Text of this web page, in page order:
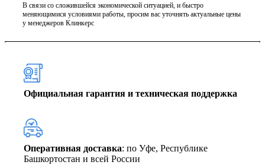
В связи со сложившейся экономической ситуацией, и быстро
меняющимися условиями работы, просим вас уточнять актуальные цены
у менеджеров Клинкерс
Официальная гарантия и техническая поддержка
Оперативная доставка: по Уфе, Республике
Башкортостан и всей России